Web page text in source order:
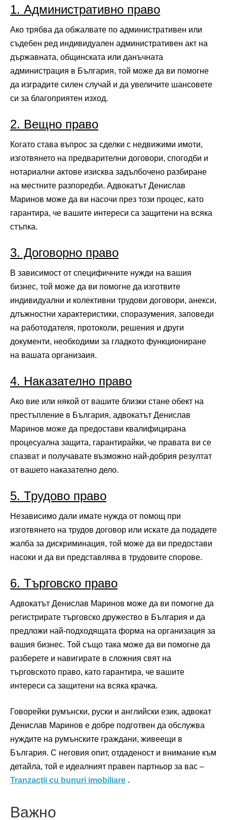
1. Административно право
Ако трябва да обжалвате по административен или
съдебен ред индивидуален административен акт на
държавната, общинската или данъчната
администрация в България, той може да ви помогне
да изградите силен случай и да увеличите шансовете
си за благоприятен изход.
2. Вещно право
Когато става въпрос за сделки с недвижими имоти,
изготвянето на предварителни договори, спогодби и
нотариални актове изисква задълбочено разбиране
на местните разпоредби. Адвокатът Денислав
Маринов може да ви насочи през този процес, като
гарантира, че вашите интереси са защитени на всяка
стъпка.
3. Договорно право
В зависимост от специфичните нужди на вашия
бизнес, той може да ви помогне да изготвите
индивидуални и колективни трудови договори, анекси,
длъжностни характеристики, споразумения, заповеди
на работодателя, протоколи, решения и други
документи, необходими за гладкото функциониране
на вашата организаия.
4. Наказателно право
Ако вие или някой от вашите близки стане обект на
престъпление в България, адвокатът Денислав
Маринов може да предостави квалифицирана
процесуална защита, гарантирайки, че правата ви се
спазват и получавате възможно най-добрия резултат
от вашето наказателно дело.
5. Трудово право
Независимо дали имате нужда от помощ при
изготвянето на трудов договор или искате да подадете
жалба за дискриминация, той може да ви предостави
насоки и да ви представлява в трудовите спорове.
6. Търговско право
Адвокатът Денислав Маринов може да ви помогне да
регистрирате търговско дружество в България и да
предложи най-подходящата форма на организация за
вашия бизнес. Той също така може да ви помогне да
разберете и навигирате в сложния свят на
търговското право, като гарантира, че вашите
интереси са защитени на всяка крачка.
Говорейки румънски, руски и английски език, адвокат
Денислав Маринов е добре подготвен да обслужва
нуждите на румънските граждани, живеещи в
България. С неговия опит, отдаденост и внимание към
детайла, той е идеалният правен партньор за вас –
Tranzacţii cu bunuri imobiliare .
Важно